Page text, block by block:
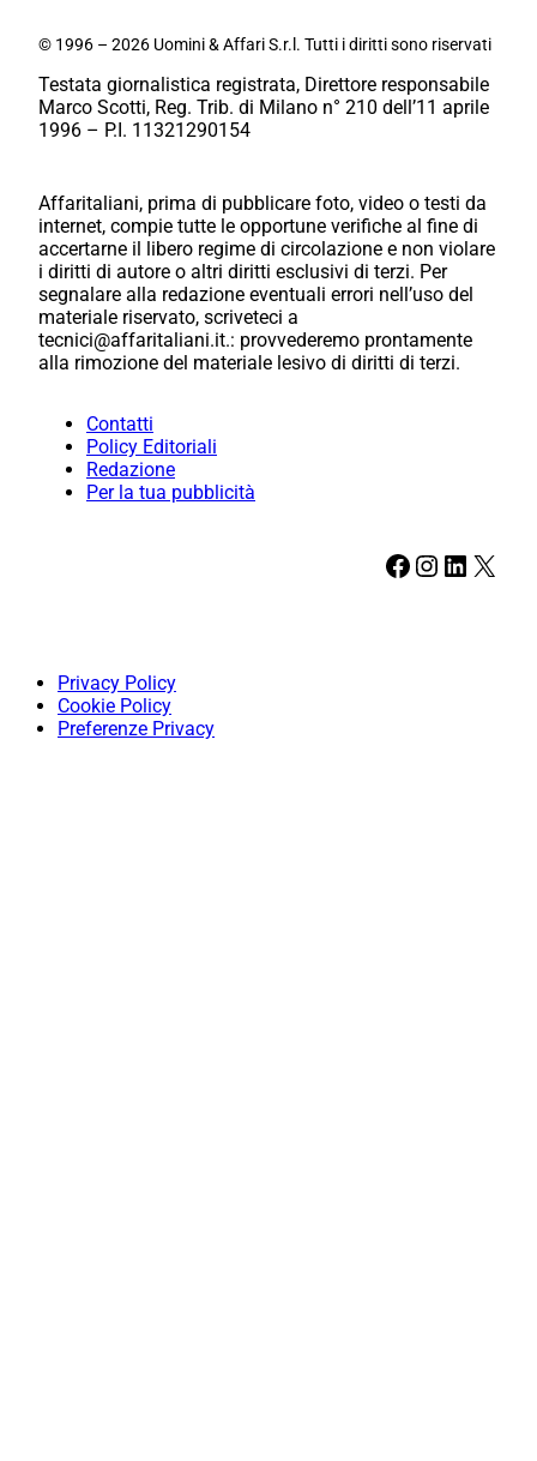
© 1996 – 2026 Uomini & Affari S.r.l. Tutti i diritti sono riservati
Testata giornalistica registrata, Direttore responsabile
Marco Scotti, Reg. Trib. di Milano n° 210 dell’11 aprile
1996 – P.I. 11321290154
Affaritaliani, prima di pubblicare foto, video o testi da
internet, compie tutte le opportune verifiche al fine di
accertarne il libero regime di circolazione e non violare
i diritti di autore o altri diritti esclusivi di terzi. Per
segnalare alla redazione eventuali errori nell’uso del
materiale riservato, scriveteci a
tecnici@affaritaliani.it.: provvederemo prontamente
alla rimozione del materiale lesivo di diritti di terzi.
Contatti
Policy Editoriali
Redazione
Per la tua pubblicità
Facebook Instagram LinkedIn X
Privacy Policy
Cookie Policy
Preferenze Privacy